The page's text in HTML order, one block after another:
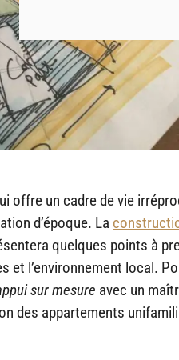
offre un cadre de vie
d’époque. La
quelques points à
et l’environnement local.
sur mesure avec un
des appartements